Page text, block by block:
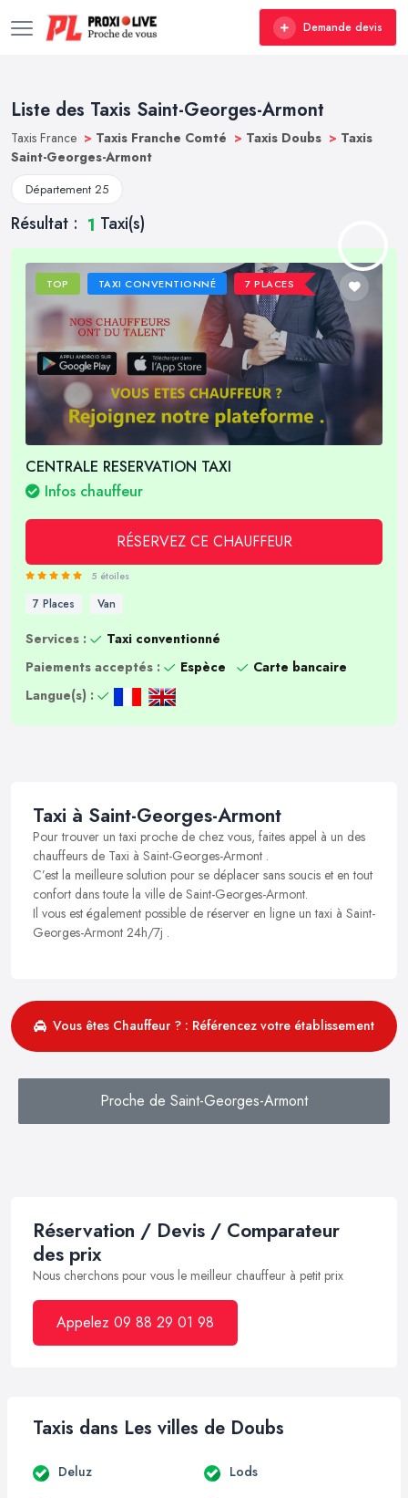
Demande devis
Liste des Taxis Saint-Georges-Armont
Taxis France > Taxis Franche Comté > Taxis Doubs > Taxis
Saint-Georges-Armont
Département 25
Résultat : 1 Taxi(s)
TOP TAXI CONVENTIONNÉ 7 PLACES
CENTRALE RESERVATION TAXI
Infos chauffeur
RÉSERVEZ CE CHAUFFEUR
5 étoiles
7 Places Van
Services :
Taxi conventionné
Paiements acceptés :
Espèce
Carte bancaire
Langue(s) :
Taxi à Saint-Georges-Armont
Pour trouver un taxi proche de chez vous, faites appel à un des
chauffeurs de Taxi à Saint-Georges-Armont .
C’est la meilleure solution pour se déplacer sans soucis et en tout
confort dans toute la ville de Saint-Georges-Armont.
Il vous est également possible de réserver en ligne un taxi à Saint-
Georges-Armont 24h/7j .
Vous êtes Chauffeur ? : Référencez votre établissement
Proche de Saint-Georges-Armont
Réservation / Devis / Comparateur
des prix
Nous cherchons pour vous le meilleur chauffeur à petit prix
Appelez 09 88 29 01 98
Taxis dans Les villes de Doubs
Deluz Lods